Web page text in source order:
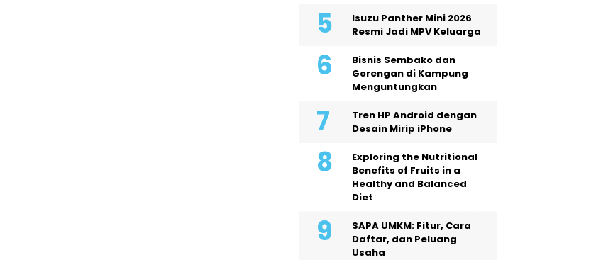
Isuzu Panther Mini 2026
Resmi Jadi MPV Keluarga
Bisnis Sembako dan
Gorengan di Kampung
Menguntungkan
Tren HP Android dengan
Desain Mirip iPhone
Exploring the Nutritional
Benefits of Fruits in a
Healthy and Balanced
Diet
SAPA UMKM: Fitur, Cara
Daftar, dan Peluang
Usaha